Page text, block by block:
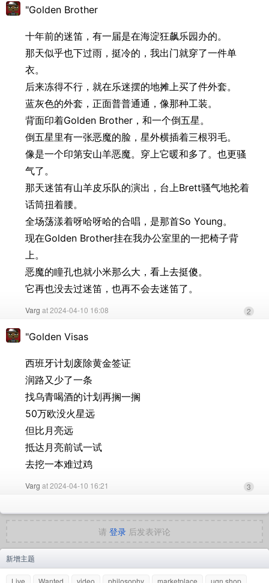
"Golden Brother
十年前的迷笛，有一届是在海淀狂飙乐园办的。
那天似乎也下过雨，挺冷的，我出门就穿了一件单
衣。
后来冻得不行，就在乐迷摆的地摊上买了件外套。
蓝灰色的外套，正面普普通通，像那种工装。
背面印着Golden Brother，和一个倒五星。
倒五星里有一张恶魔的脸，星外横插着三根羽毛。
像是一个印第安山羊恶魔。穿上它暖和多了。也更骚
气了。
那天迷笛有山羊皮乐队的演出，台上Brett骚气地抡着
话筒扭着腰。
全场荡漾着呀哈呀哈的合唱，是那首So Young。
现在Golden Brother挂在我办公室里的一把椅子背
上。
恶魔的瞳孔也就小米那么大，看上去挺傻。
它再也没去过迷笛，也再不会去迷笛了。
Varg at 2024-04-10 16:08 2
"Golden Visas
西班牙计划废除黄金签证
润路又少了一条
找乌青喝酒的计划再搁一搁
50万欧没火星远
但比月亮远
抵达月亮前试一试
去挖一本难过鸡
Varg at 2024-04-10 16:21 3
请 登录 后发表评论
新增主题
Live Wanted video philosophy marketplace uqn shop